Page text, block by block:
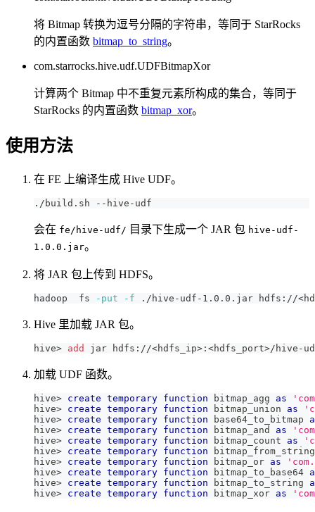
将 Bitmap 转换为逗号分隔的字符串，等同于 StarRocks
的内置函数 bitmap_to_string。
com.starrocks.hive.udf.UDFBitmapXor
计算两个 Bitmap 中不重复元素所构成的集合，等同于
StarRocks 的内置函数 bitmap_xor。
使用方法
在 FE 上编译生成 Hive UDF。
./build.sh --hive-udf
会在 fe/hive-udf/ 目录下生成一个 JAR 包 hive-udf-
1.0.0.jar。
将 JAR 包上传到 HDFS。
hadoop  fs -put -f ./hive-udf-1.0.0.jar hdfs://<
Hive 里加载 JAR 包。
hive> add jar hdfs://<hdfs_ip> : <hdfs_port>/hive-
加载 UDF 函数。
hive> create temporary function bitmap_agg as
hive> create temporary function bitmap_union as
hive> create temporary function base64_to_bitmap
hive> create temporary function bitmap_and as
hive> create temporary function bitmap_count as
hive> create temporary function
hive> create temporary function bitmap_or as
hive> create temporary function bitmap_to_base64
hive> create temporary function bitmap_to_string
hive> create temporary function bitmap_xor as